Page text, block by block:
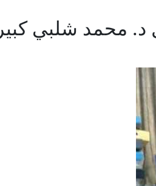
د. محمد شلبي كبير